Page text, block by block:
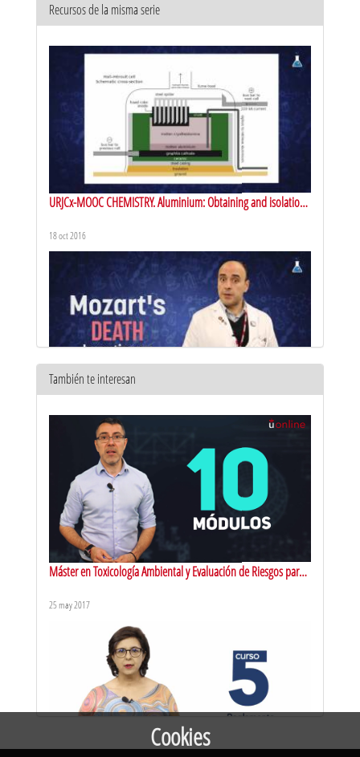
Recursos de la misma serie
URJCx-MOOC CHEMISTRY. Aluminium: Obtaining and isolation
18 oct 2016
and applications
URJCx-MOOC CHEMISTRY. Metal and Metalloids of the Main
Groups: Basis and Their Role in the Daily Life. About
También te interesan
Máster en Toxicología Ambiental y Evaluación de Riesgos para
25 may 2017
Cookies